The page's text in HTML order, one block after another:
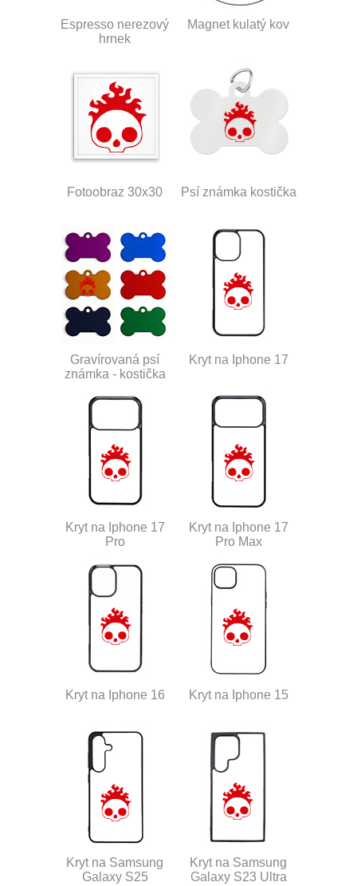
Espresso nerezový
hrnek
Magnet kulatý kov
Fotoobraz 30x30 Psí známka kostička
Gravírovaná psí
známka - kostička
Kryt na Iphone 17
Kryt na Iphone 17
Pro
Kryt na Iphone 17
Pro Max
Kryt na Iphone 16 Kryt na Iphone 15
Kryt na Samsung
Galaxy S25
Kryt na Samsung
Galaxy S23 Ultra